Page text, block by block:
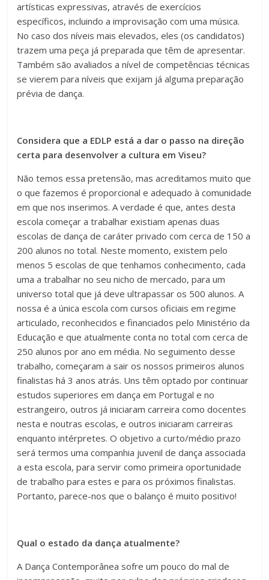
artísticas expressivas, através de exercícios
específicos, incluindo a improvisação com uma música.
No caso dos níveis mais elevados, eles (os candidatos)
trazem uma peça já preparada que têm de apresentar.
Também são avaliados a nível de competências técnicas
se vierem para níveis que exijam já alguma preparação
prévia de dança.
Considera que a EDLP está a dar o passo na direção
certa para desenvolver a cultura em Viseu?
Não temos essa pretensão, mas acreditamos muito que
o que fazemos é proporcional e adequado à comunidade
em que nos inserimos. A verdade é que, antes desta
escola começar a trabalhar existiam apenas duas
escolas de dança de caráter privado com cerca de 150 a
200 alunos no total. Neste momento, existem pelo
menos 5 escolas de que tenhamos conhecimento, cada
uma a trabalhar no seu nicho de mercado, para um
universo total que já deve ultrapassar os 500 alunos. A
nossa é a única escola com cursos oficiais em regime
articulado, reconhecidos e financiados pelo Ministério da
Educação e que atualmente conta no total com cerca de
250 alunos por ano em média. No seguimento desse
trabalho, começaram a sair os nossos primeiros alunos
finalistas há 3 anos atrás. Uns têm optado por continuar
estudos superiores em dança em Portugal e no
estrangeiro, outros já iniciaram carreira como docentes
nesta e noutras escolas, e outros iniciaram carreiras
enquanto intérpretes. O objetivo a curto/médio prazo
será termos uma companhia juvenil de dança associada
a esta escola, para servir como primeira oportunidade
de trabalho para estes e para os próximos finalistas.
Portanto, parece-nos que o balanço é muito positivo!
Qual o estado da dança atualmente?
A Dança Contemporânea sofre um pouco do mal de